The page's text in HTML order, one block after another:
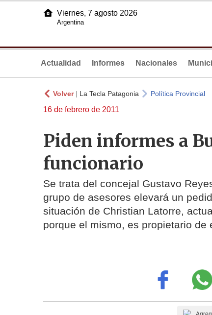
Viernes, 7 agosto 2026
Argentina
Actualidad Informes Nacionales
Volver| La Tecla Patagonia Política Provincial
16 de febrero de 2011
Piden informes a
funcionario
Se trata del concejal Gustavo
grupo de asesores elevará un
situación de Christian Latorre,
porque el mismo, es propietario